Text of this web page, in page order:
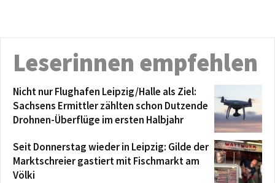
Leserinnen empfehlen
Nicht nur Flughafen Leipzig/Halle als Ziel:
Sachsens Ermittler zählten schon Dutzende
Drohnen-Überflüge im ersten Halbjahr
Seit Donnerstag wieder in Leipzig: Gilde der
Marktschreier gastiert mit Fischmarkt am
Völki